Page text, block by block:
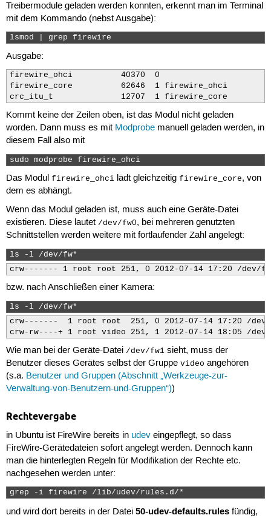
Treibermodule geladen werden konnten, erkennt man im Terminal
mit dem Kommando (nebst Ausgabe):
lsmod | grep firewire
Ausgabe:
firewire_ohci          40370  0
firewire_core          62646  1 firewire_ohci
crc_itu_t              12707  1 firewire_core
Kommt keine der Zeilen oben, ist das Modul nicht geladen
worden. Dann muss es mit Modprobemanuell geladen werden, in
diesem Fall also mit
sudo modprobe firewire_ohci
Das Modul firewire_ohcilädt gleichzeitig firewire_core, von
dem es abhängt.
Wenn das Modul geladen ist, muss auch eine Geräte-Datei
existieren. Diese lautet /dev/fw0, bei mehreren genutzten
Schnittstellen werden weitere mit fortlaufender Zahl angelegt:
ls -l /dev/fw*
crw------- 1 root root 251, 0 2012-07-14 17:20 /dev/
bzw. nach Anschließen einer Kamera:
ls -l /dev/fw*
crw-------  1 root root  251, 0 2012-07-14 17:20 /dev/
crw-rw----+ 1 root video 251, 1 2012-07-14 18:05 /dev/
Wie man bei der Geräte-Datei /dev/fw1sieht, muss der
Benutzer dieses Gerätes selbst der Gruppe video angehören
(s.a. Benutzer und Gruppen (Abschnitt „Werkzeuge-zur-
Verwaltung-von-Benutzern-und-Gruppen“))
Rechtevergabe
in Ubuntu ist FireWire bereits in udeveingepflegt, so dass
FireWire-Gerätedateien sofort angelegt werden. Dennoch kann
man die hinterlegten Regeln für Modifikation der Rechte etc.
nachgesehen werden unter:
grep -i firewire /lib/udev/rules.d/*
und wird dort bereits in der Datei 50-udev-defaults.rulesfündig,